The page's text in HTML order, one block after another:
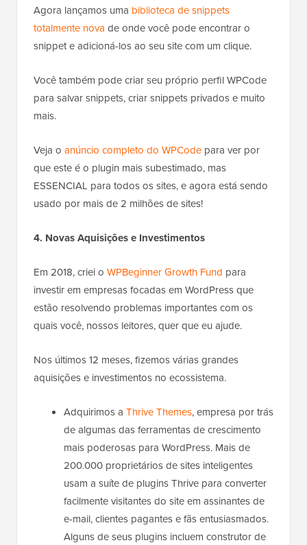
Agora lançamos uma biblioteca de snippets
totalmente nova de onde você pode encontrar o
snippet e adicioná-los ao seu site com um clique.
Você também pode criar seu próprio perfil WPCode
para salvar snippets, criar snippets privados e muito
mais.
Veja o anúncio completo do WPCode para ver por
que este é o plugin mais subestimado, mas
ESSENCIAL para todos os sites, e agora está sendo
usado por mais de 2 milhões de sites!
4. Novas Aquisições e Investimentos
Em 2018, criei o WPBeginner Growth Fund para
investir em empresas focadas em WordPress que
estão resolvendo problemas importantes com os
quais você, nossos leitores, quer que eu ajude.
Nos últimos 12 meses, fizemos várias grandes
aquisições e investimentos no ecossistema.
Adquirimos a Thrive Themes, empresa por trás
de algumas das ferramentas de crescimento
mais poderosas para WordPress. Mais de
200.000 proprietários de sites inteligentes
usam a suíte de plugins Thrive para converter
facilmente visitantes do site em assinantes de
e-mail, clientes pagantes e fãs entusiasmados.
Alguns de seus plugins incluem construtor de